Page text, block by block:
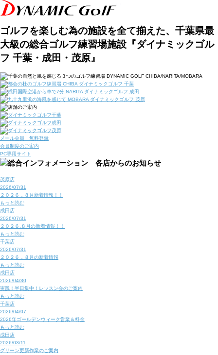
ゴルフを楽しむ為の施設を全て揃えた、千葉県最
大級の総合ゴルフ練習場施設『ダイナミックゴル
フ 千葉・成田・茂原』
メール会員 無料登録
会員制度のご案内
PC専用サイト
茂原店
2026/07/31
２０２６．８月新着情報！！
もっと読む
成田店
2026/07/31
２０２６.８月の新着情報！！
もっと読む
千葉店
2026/07/31
２０２６．８月の新着情報
もっと読む
成田店
2026/04/30
実践！半日集中！レッスン会のご案内
もっと読む
千葉店
2026/04/07
2026年ゴールデンウィーク営業＆料金
もっと読む
成田店
2026/03/11
グリーン更新作業のご案内